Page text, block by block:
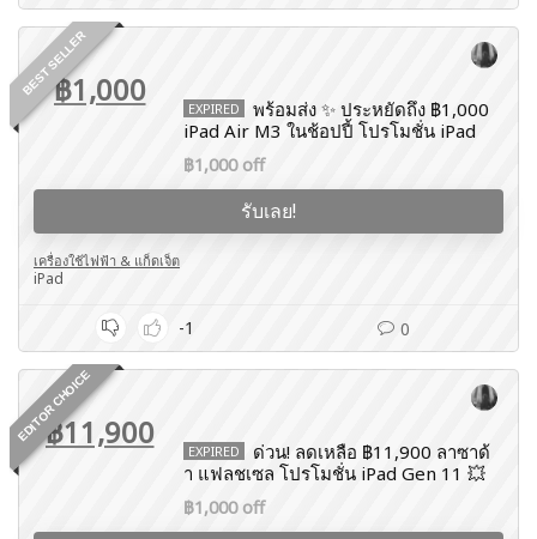
BEST SELLER฿1,000 EXPIRED
พร้อมส่ง ✨ ประหยัดถึง ฿1,000
iPad Air M3 ในช้อปปี้ โปรโมชั่น iPad
฿1,000 off
รับเลย!
เครื่องใช้ไฟฟ้า & แก็ดเจ็ต
iPad
-1 0
EDITOR CHOICE
฿11,900 EXPIRED
ด่วน! ลดเหลือ ฿11,900 ลาซาด้
า แฟลชเซล โปรโมชั่น iPad Gen 11 💥
฿1,000 off